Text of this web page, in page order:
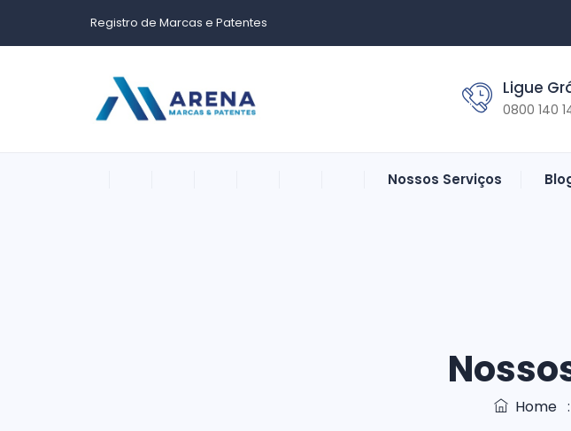
Registro de Marcas e Patentes
Ligue
0800 140
Nossos Serviços
Home: